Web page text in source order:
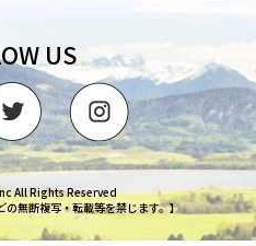
US
All Rights Reserved
無断複写・転載等を禁じます。】